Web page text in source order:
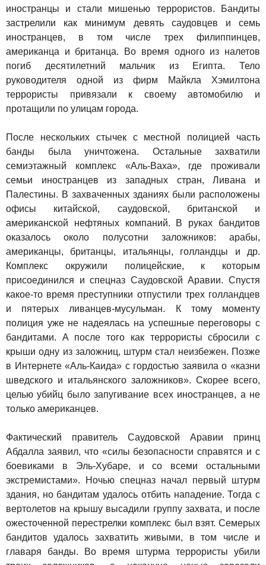
иностранцы и стали мишенью террористов. Бандиты
застрелили как минимум девять саудовцев и семь
иностранцев, в том числе трех филиппинцев,
американца и британца. Во время одного из налетов
погиб десятилетний мальчик из Египта. Тело
руководителя одной из фирм Майкла Хэмилтона
террористы привязали к своему автомобилю и
протащили по улицам города.
После нескольких стычек с местной полицией часть
банды была уничтожена. Остальные захватили
семиэтажный комплекс «Аль-Ваха», где проживали
семьи иностранцев из западных стран, Ливана и
Палестины. В захваченных зданиях были расположены
офисы китайской, саудовской, британской и
американской нефтяных компаний. В руках бандитов
оказалось около полусотни заложников: арабы,
американцы, британцы, итальянцы, голландцы и др.
Комплекс окружили полицейские, к которым
присоединился и спецназ Саудовской Аравии. Спустя
какое-то время преступники отпустили трех голландцев
и пятерых ливанцев-мусульман. К тому моменту
полиция уже не надеялась на успешные переговоры с
бандитами. А после того как террористы сбросили с
крыши одну из заложниц, штурм стал неизбежен. Позже
в Интернете «Аль-Каида» с гордостью заявила о «казни
шведского и итальянского заложников». Скорее всего,
целью убийц было запугивание всех иностранцев, а не
только американцев.
Фактический правитель Саудовской Аравии принц
Абдалла заявил, что «силы безопасности справятся и с
боевиками в Эль-Хубаре, и со всеми остальными
экстремистами». Ночью спецназ начал первый штурм
здания, но бандитам удалось отбить нападение. Тогда с
вертолетов на крышу высадили группу захвата, и после
ожесточенной перестрелки комплекс был взят. Семерых
бандитов удалось захватить живыми, в том числе и
главаря банды. Во время штурма террористы убили